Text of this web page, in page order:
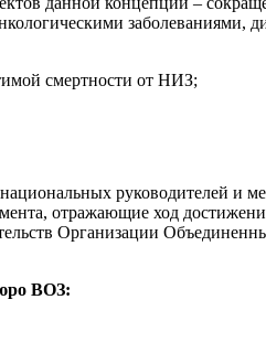
заболеваниями,
смертности от НИЗ;
руководителей и
отражающие ход
Организации
ВОЗ: